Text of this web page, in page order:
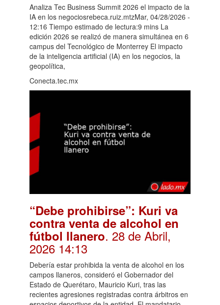
Analiza Tec Business Summit 2026 el impacto de la
IA en los negociosrebeca.ruiz.mtzMar, 04/28/2026 -
12:16 Tiempo estimado de lectura:9 mins La
edición 2026 se realizó de manera simultánea en 6
campus del Tecnológico de Monterrey El impacto
de la inteligencia artificial (IA) en los negocios, la
geopolítica,
Conecta.tec.mx
“Debe prohibirse”: Kuri va
contra venta de alcohol en
fútbol llanero. 28 de Abril,
2026 14:13
Debería estar prohibida la venta de alcohol en los
campos llaneros, consideró el Gobernador del
Estado de Querétaro, Mauricio Kuri, tras las
recientes agresiones registradas contra árbitros en